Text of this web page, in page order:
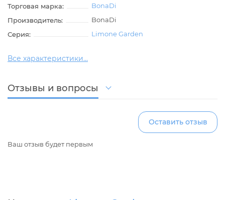
Торговая марка:
BonaDi
Производитель:
BonaDi
Серия:
Limone Garden
Все характеристики...
Отзывы и вопросы
Оставить отзыв
Ваш отзыв будет первым